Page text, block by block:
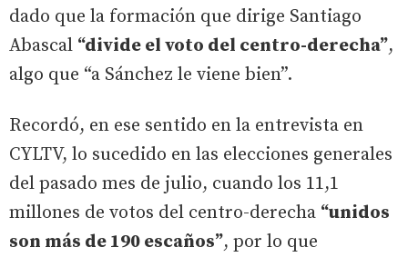
dado que la formación que dirige Santiago
Abascal “divide el voto del centro-derecha”,
algo que “a Sánchez le viene bien”.
Recordó, en ese sentido en la entrevista en
CYLTV, lo sucedido en las elecciones generales
del pasado mes de julio, cuando los 11,1
millones de votos del centro-derecha “unidos
son más de 190 escaños”, por lo que